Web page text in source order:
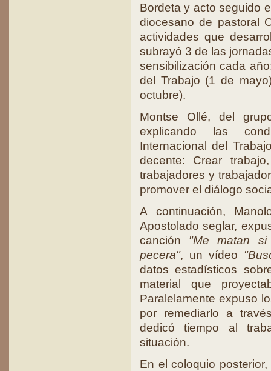
Bordeta y acto seguido
diocesano de pastoral
actividades que
subrayó 3 de las
sensibilización cada
del Trabajo (1 de
octubre).
Montse Ollé, del
explicando las
Internacional del
decente: Crear
trabajadores y
promover el diálogo
A continuación,
Apostolado seglar,
canción "Me matan si
pecera", un vídeo
datos estadísticos
material que
Paralelamente expuso
por remediarlo a
dedicó tiempo al
situación.
En el coloquio